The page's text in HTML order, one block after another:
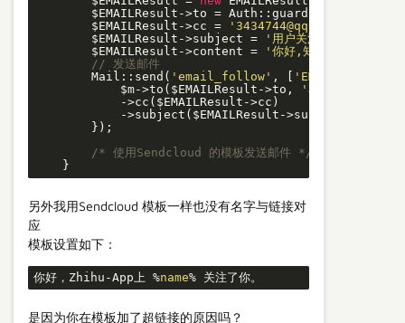
        $EMAILResult->to = Auth::guard(
        $EMAILResult->cc =
'3434744@qq.com'
        $EMAILResult->subject =
'用户关注提示'
        $EMAILResult->content =
'你好,知乎app上'
// 发送邮件
        Mail::send(
'email_follow' , [ 'EMAILResult'
            $m->to($EMAILResult->to,
'尊敬的用户'
            ->cc($EMAILResult->cc)
            ->subject($EMAILResult->subject);
        });
/* 使用Sendcloud 的模板发送邮件 */
    }
另外我用Sendcloud 模板一样也没有名字与链接对
应
模板设置如下：
你好，Zhihu-App上 %name% 关注了你。
是因为你在模板加了超链接的原因吗？